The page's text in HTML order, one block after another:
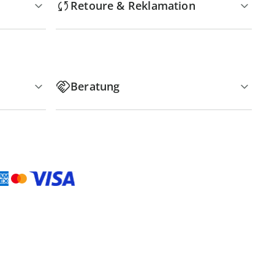
Retoure & Reklamation
Beratung